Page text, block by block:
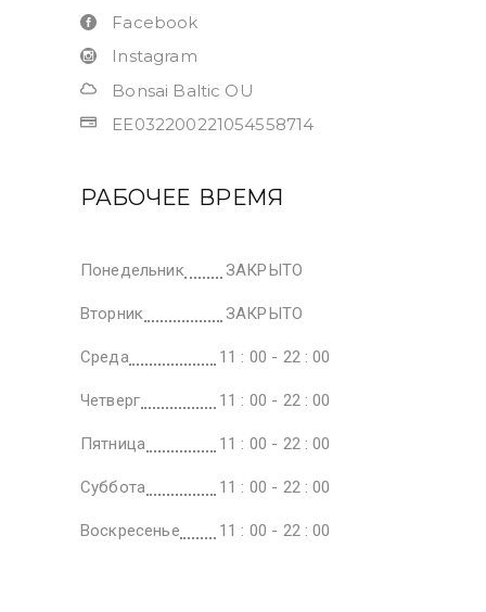
Facebook
Instagram
Bonsai Baltic OU
EE032200221054558714
РАБОЧЕЕ ВРЕМЯ
Понедельник ЗАКРЫТО
Вторник ЗАКРЫТО
Среда 11 : 00 - 22 : 00
Четверг 11 : 00 - 22 : 00
Пятница 11 : 00 - 22 : 00
Суббота 11 : 00 - 22 : 00
Воскресенье 11 : 00 - 22 : 00